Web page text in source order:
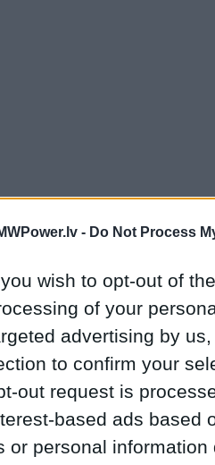
- Do Not Process
wish to opt-out of
of your
advertising by
to confirm your
out request is
based ads based
or personal